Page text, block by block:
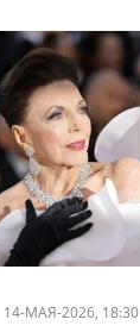
14-МАЯ-2026, 18:30